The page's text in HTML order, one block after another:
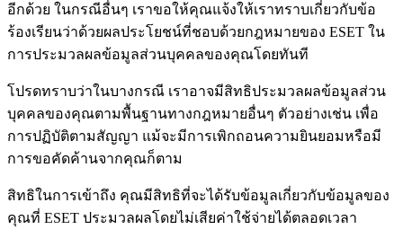
อีกด้วย ในกรณีอื่นๆ เราขอให้คุณแจ้งให้เราทราบเกี่ยวกับข้อ
ร้องเรียนว่าด้วยผลประโยชน์ที่ชอบด้วยกฎหมายของ ESET ใน
การประมวลผลข้อมูลส่วนบุคคลของคุณโดยทันที
โปรดทราบว่าในบางกรณี เราอาจมีสิทธิประมวลผลข้อมูลส่วน
บุคคลของคุณตามพื้นฐานทางกฎหมายอื่นๆ ตัวอย่างเช่น เพื่อ
การปฏิบัติตามสัญญา แม้จะมีการเพิกถอนความยินยอมหรือมี
การขอคัดค้านจากคุณก็ตาม
สิทธิในการเข้าถึง คุณมีสิทธิที่จะได้รับข้อมูลเกี่ยวกับข้อมูลของ
คุณที่ ESET ประมวลผลโดยไม่เสียค่าใช้จ่ายได้ตลอดเวลา